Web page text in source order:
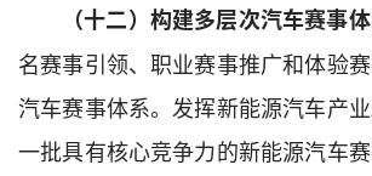
（十二）构建多层次汽车赛事
名赛事引领、职业赛事推广和体验
汽车赛事体系。发挥新能源汽车产
一批具有核心竞争力的新能源汽车